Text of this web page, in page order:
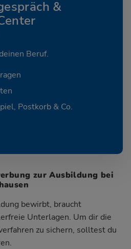
&
Beruf.
Postkorb & Co.
zur Ausbildung bei
bewirbt, braucht
Unterlagen. Um dir die
zu sichern, solltest du